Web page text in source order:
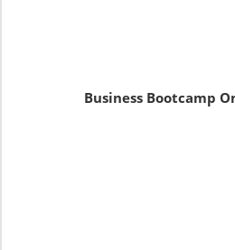
Business Bootcamp